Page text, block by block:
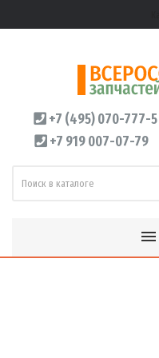
+7 (495) 070-777-5
+7 919 007-07-79